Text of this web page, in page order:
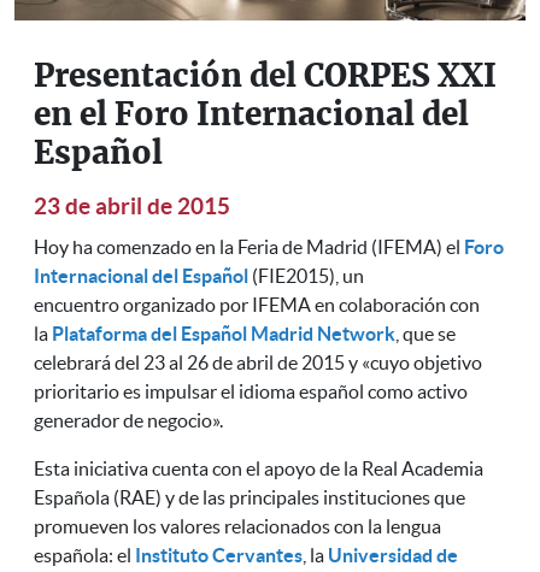
Presentación del CORPES XXI
en el Foro Internacional del
Español
23 de abril de 2015
Hoy ha comenzado en la Feria de Madrid (IFEMA) el Foro
Internacional del Español (FIE2015), un
encuentro organizado por IFEMA en colaboración con
la Plataforma del Español Madrid Network , que se
celebrará del 23 al 26 de abril de 2015 y «cuyo objetivo
prioritario es impulsar el idioma español como activo
generador de negocio».
Esta iniciativa cuenta con el apoyo de la Real Academia
Española (RAE) y de las principales instituciones que
promueven los valores relacionados con la lengua
española: el Instituto Cervantes , la Universidad de